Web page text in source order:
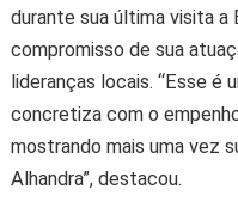
durante sua última visita a
compromisso de sua
lideranças locais. “Esse é
concretiza com o
mostrando mais uma vez
Alhandra”, destacou.